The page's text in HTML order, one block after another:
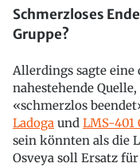
Schmerzloses
Gruppe?
Allerdings sagte
nahestehende
«schmerzlos
Ladoga und LMS-401
sein könnten als die
Osveya soll Ersatz